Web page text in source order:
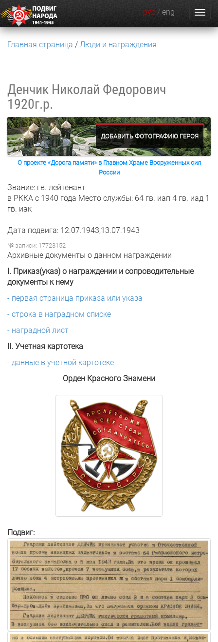
рус / eng
Главная страница Люди и награждения
Денчик Николай Федорович
1920г.р.
ДОБАВИТЬ ФОТОГРАФИЮ ГЕРОЯ
О проекте «Дорога памяти» в Главном Храме Вооруженных сил
России
Звание: гв. лейтенант
в РККА с 1940 года Место службы: 64 гв. иап 4 гв. иад 1
гв. иак
Дата подвига: 12.07.1943,13.07.1943
№ записи: 17723152
Архивные документы о данном награждении
I. Приказ(указ) о награждении и сопроводительные
документы к нему
- первая страница приказа или указа
- строка в наградном списке
- наградной лист
II. Учетная картотека
- данные в учетной картотеке
Орден Красного Знамени
Подвиг: